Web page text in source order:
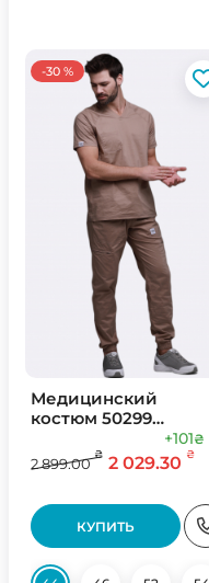
-30 %
Медицинский
костюм 50299
2 899.00
₴ 2 029.30 ₴
+101₴
КУПИТЬ